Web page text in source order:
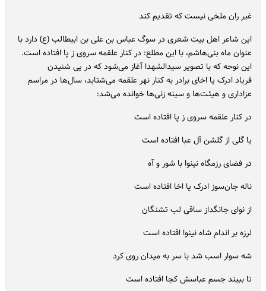
غیر ران ملخی نیست که تقدیم کند
این شاعر اهل بیت شعری در سوگ عباس بن علی بن ابیطالب (ع) دارد با
عنوان ماه بنی‌هاشم، با این مطلع: در کنار علقمه سروی ز پا افتاده است.
این نوحه که با تصویر سیدالشهدا آغاز می‌شود که در پی شنیدن
فریاد ادرک یا اخای برادر به کنار نهر علقمه می‌شتابد، سال‌ها در مراسم
عزاداری و هیئت‌ها و سینه زنی‌ها خوانده می‌شد:
در کنار علقمه سروی ز پا افتاده است
یا گلی از گلشن آل عبا افتاده است
در فضای رزمگاه نینوا با شور و آه
ناله جان‌سوز ادرک یا اخا افتاده است
از نوای جانگداز ساقی لب تشنگان
لرزه بر اندام شاه نینوا افتاده است
شه سوار اسب شد با سر به میدان روی کرد
تا ببیند جسم عباسش کجا افتاده است